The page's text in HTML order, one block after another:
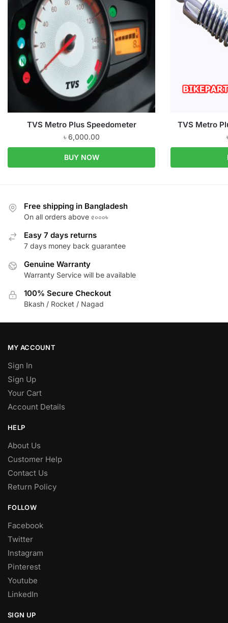
TVS Metro Plus Speedometer
৳ 6,000.00
BUY NOW
TVS Metro
Free shipping in Bangladesh
On all orders above ৫০০০৳
Easy 7 days returns
7 days money back guarantee
Genuine Warranty
Warranty Service will be available
100% Secure Checkout
Bkash / Rocket / Nagad
MY ACCOUNT
Sign In
Sign Up
Your Cart
Account Details
HELP
About Us
Customer Help
Contact Us
Return Policy
FOLLOW
Facebook
Twitter
Instagram
Pinterest
Youtube
LinkedIn
SIGN UP